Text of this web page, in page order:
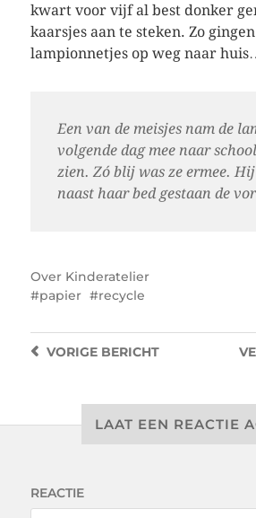
kwart voor vijf al best donker
kaarsjes aan te steken. Zo
lampionnetjes op weg naar
Een van de meisjes nam de
volgende dag mee naar
zien. Zó blij was ze ermee.
naast haar bed gestaan de
Over Kinderatelier
papier
recycle
VORIGEBERICHT
LAAT EEN REACTIE
REACTIE